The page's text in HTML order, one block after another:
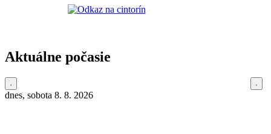
Aktuálne počasie
dnes, sobota 8. 8. 2026